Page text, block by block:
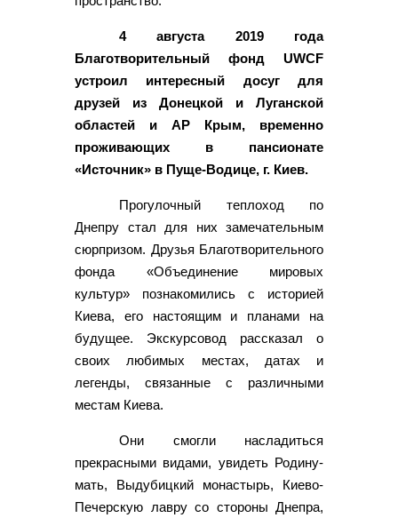
4 августа 2019 года
Благотворительный фонд UWCF
устроил интересный досуг для
друзей из Донецкой и Луганской
областей и АР Крым, временно
проживающих в пансионате
«Источник» в Пуще-Водице, г. Киев.
Прогулочный теплоход по
Днепру стал для них замечательным
сюрпризом. Друзья Благотворительного
фонда «Объединение мировых
культур» познакомились с историей
Киева, его настоящим и планами на
будущее. Экскурсовод рассказал о
своих любимых местах, датах и
легенды, связанные с различными
местам Киева.
Они смогли насладиться
прекрасными видами, увидеть Родину-
мать, Выдубицкий монастырь, Киево-
Печерскую лавру со стороны Днепра,